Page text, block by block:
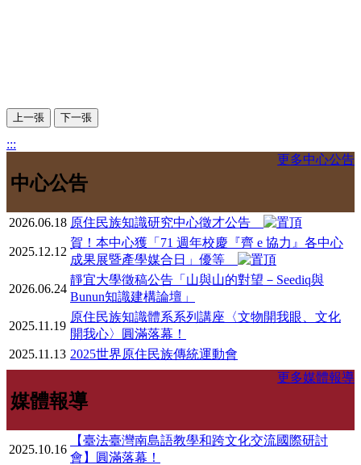
上一張 下一張
:::
中心公告
更多中心公告
2026.06.18 原住民族知識研究中心徵才公告
2025.12.12
賀！本中心獲「71 週年校慶『齊 e 協力』各中心
成果展暨產學媒合日」優等
2026.06.24
靜宜大學徵稿公告「山與山的對望－Seediq與
Bunun知識建構論壇」
2025.11.19
原住民族知識體系系列講座〈文物開我眼、文化
開我心〉圓滿落幕！
2025.11.13 2025世界原住民族傳統運動會
媒體報導
更多媒體報導
2025.10.16
【臺法臺灣南島語教學和跨文化交流國際研討
會】圓滿落幕！